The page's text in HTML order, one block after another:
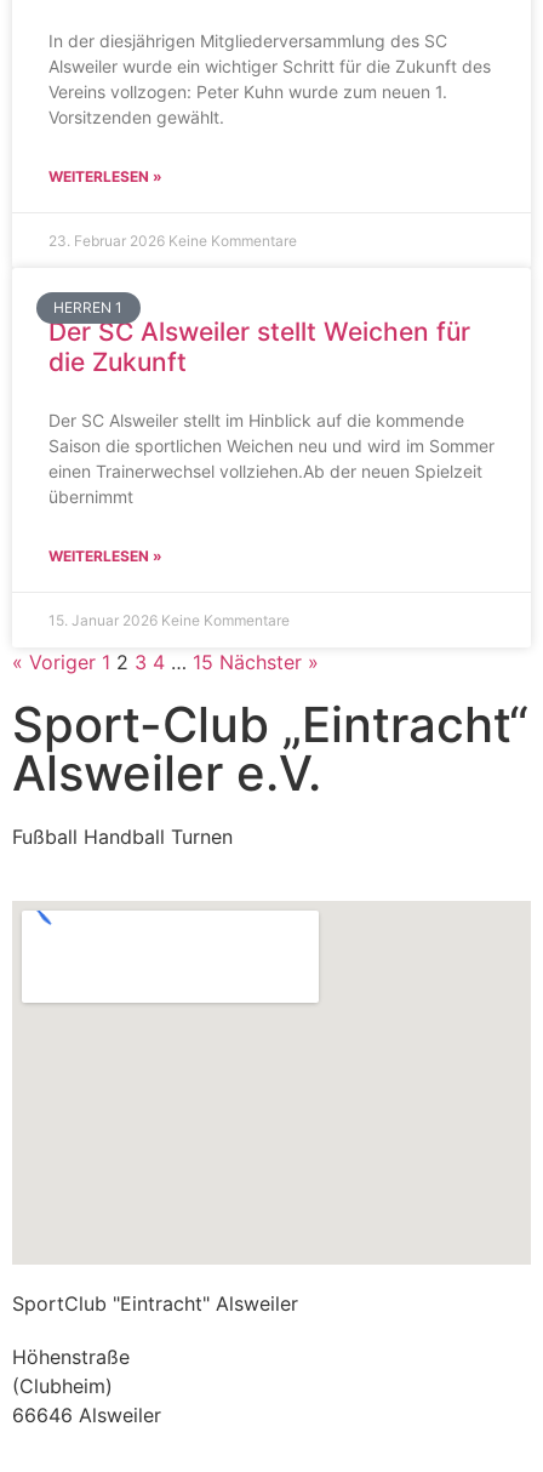
In der diesjährigen Mitgliederversammlung des SC
Alsweiler wurde ein wichtiger Schritt für die Zukunft des
Vereins vollzogen: Peter Kuhn wurde zum neuen 1.
Vorsitzenden gewählt.
WEITERLESEN »
23. Februar 2026 Keine Kommentare
HERREN 1
Der SC Alsweiler stellt Weichen für
die Zukunft
Der SC Alsweiler stellt im Hinblick auf die kommende
Saison die sportlichen Weichen neu und wird im Sommer
einen Trainerwechsel vollziehen.Ab der neuen Spielzeit
übernimmt
WEITERLESEN »
15. Januar 2026 Keine Kommentare
« Voriger 1 2 3 4 … 15 Nächster »
Sport-Club „Eintracht“
Alsweiler e.V.
Fußball Handball Turnen
SportClub "Eintracht" Alsweiler
Höhenstraße
(Clubheim)
66646 Alsweiler